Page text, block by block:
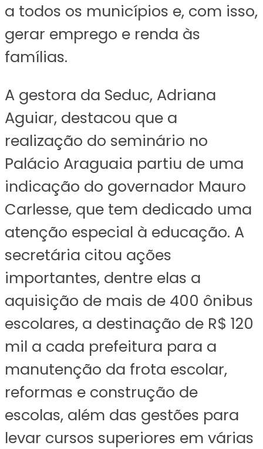
a todos os municípios e, com isso,
gerar emprego e renda às
famílias.
A gestora da Seduc, Adriana
Aguiar, destacou que a
realização do seminário no
Palácio Araguaia partiu de uma
indicação do governador Mauro
Carlesse, que tem dedicado uma
atenção especial à educação. A
secretária citou ações
importantes, dentre elas a
aquisição de mais de 400 ônibus
escolares, a destinação de R$ 120
mil a cada prefeitura para a
manutenção da frota escolar,
reformas e construção de
escolas, além das gestões para
levar cursos superiores em várias